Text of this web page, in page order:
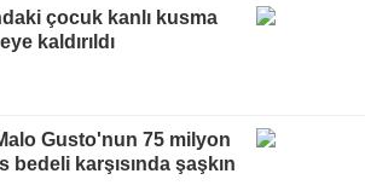
çocuk kanlı kusma
kaldırıldı
Gusto'nun 75 milyon
karşısında şaşkın